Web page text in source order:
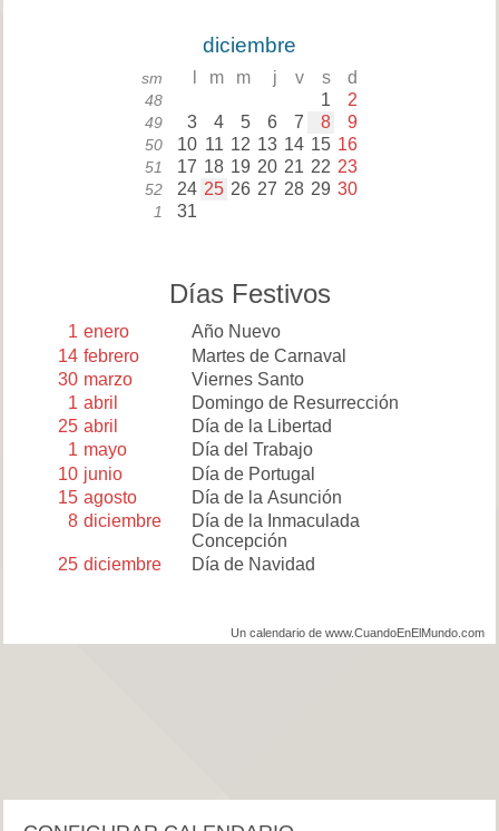
diciembre
sm m m j v s d
48 1 2
49 3 4 5 6 7 8 9
50 10 11 12 13 14 15 16
51 17 18 19 20 21 22 23
52 24 25 26 27 28 29 30
1 31
Días Festivos
1 enero
Año Nuevo
14 febrero
Martes de Carnaval
30 marzo
Viernes Santo
1 abril
Domingo de Resurrección
25 abril
Día de la Libertad
1 mayo
Día del Trabajo
10 junio
Día de Portugal
15 agosto
Día de la Asunción
8 diciembre
Día de la Inmaculada
Concepción
25 diciembre Día de Navidad
Un calendario de www.CuandoEnElMundo.com